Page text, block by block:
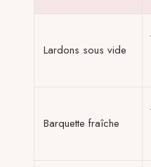
Lardons sous vide
Barquette fraîche